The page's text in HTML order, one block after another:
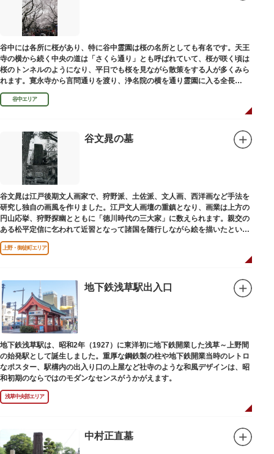
谷中には各所に桜があり、特に谷中霊園は桜の名所としても有名です。天王
寺の横から続く中央の道は「さくら通り」とも呼ばれていて、桜が咲く頃は
桜のトンネルのようになり、平日でも桜を見ながら散策をする人が多くみら
れます。寛永寺から言問通りを渡り、浄名院の横を通り霊園に入る全長
100mの桜並木や、霊園内に点在する大木なども見事です。
谷中エリア
谷文晁の墓
谷文晁は江戸後期文人画家で、狩野派、土佐派、文人画、西洋画など手法を
研究し独自の画風を作りました。江戸文人画壇の重鎮となり、画業は上方の
円山応挙、狩野探幽とともに「徳川時代の三大家」に数えられます。親交の
ある松平定信に乞われて近習となって諸国を随行しながら絵を描いたといわ
れています。お墓は源空寺（げんくうじ）にあります。
上野・御徒町エリア
地下鉄浅草駅出入口
地下鉄浅草駅は、昭和2年（1927）に東洋初に地下鉄開業した浅草～上野間
の始発駅として誕生しました。重厚な鋼鉄製の柱や地下鉄開業当時のレトロ
なポスター、駅構内の出入り口の上屋など社寺のような和風デザインは、昭
和初期のならではのモダンなセンスがうかがえます。
浅草中央部エリア
中村正直墓